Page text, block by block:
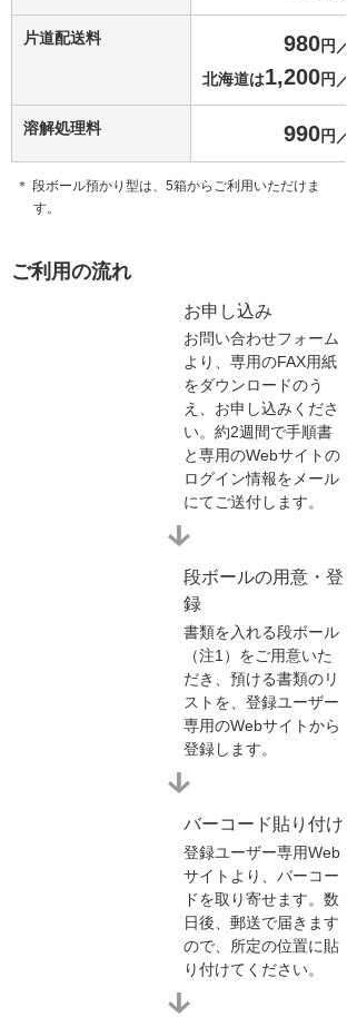
片道配送料 980円／箱
北海道は1,200円／箱
溶解処理料 990円／箱
＊ 段ボール預かり型は、5箱からご利用いただけま
す。
ご利用の流れ
お申し込み
お問い合わせフォーム
より、専用のFAX用紙
をダウンロードのう
え、お申し込みくださ
い。約2週間で手順書
と専用のWebサイトの
ログイン情報をメール
にてご送付します。
段ボールの用意・登
録
書類を入れる段ボール
（注1）をご用意いた
だき、預ける書類のリ
ストを、登録ユーザー
専用のWebサイトから
登録します。
バーコード貼り付け
登録ユーザー専用Web
サイトより、バーコー
ドを取り寄せます。数
日後、郵送で届きます
ので、所定の位置に貼
り付けてください。